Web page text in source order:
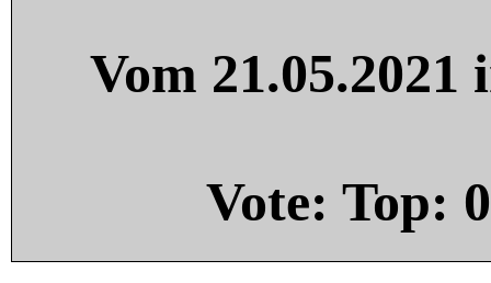
Vom
Vote: Top: 0